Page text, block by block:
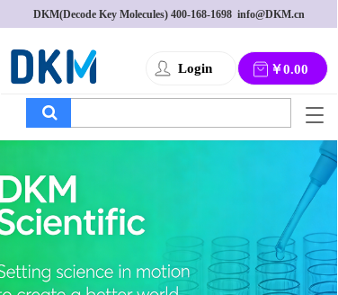
DKM(Decode Key Molecules) 400-168-1698
  info@DKM.cn
Login ￥0.00
T
g
g
l
a
v
i